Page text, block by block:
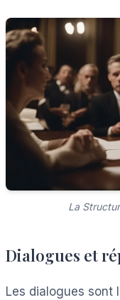
La
Dialogues et
Les dialogues sont